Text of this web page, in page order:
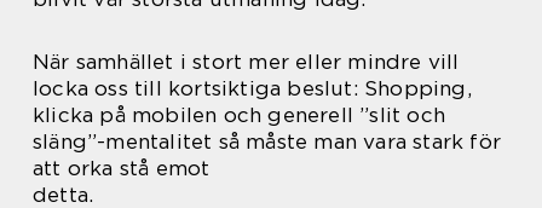
När samhället i stort mer eller mindre vill
locka oss till kortsiktiga beslut: Shopping,
klicka på mobilen och generell ”slit och
släng”-mentalitet så måste man vara stark för
att orka stå emot
detta.